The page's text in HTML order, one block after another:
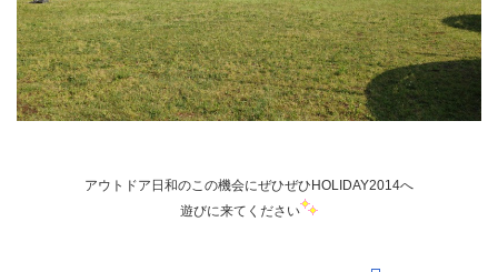
アウトドア日和のこの機会にぜひぜひHOLIDAY2014へ
遊びに来てください